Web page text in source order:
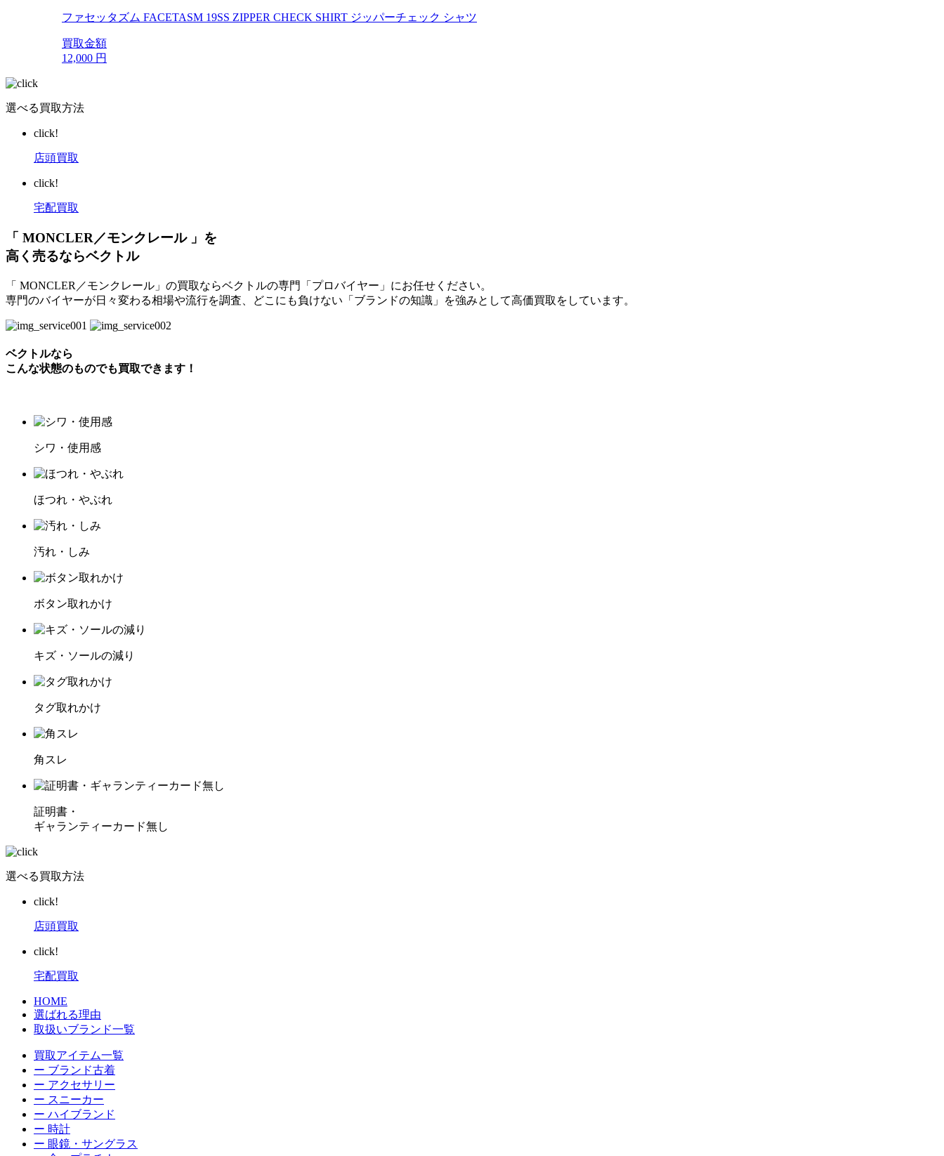
ファセッタズム FACETASM 19SS ZIPPER CHECK SHIRT ジッパーチェック シャツ
買取金額
12,000 円
選べる買取方法
click!
店頭買取
click!
宅配買取
「 MONCLER／モンクレール 」を
高く売るならベクトル
「 MONCLER／モンクレール」の買取ならベクトルの専門「プロバイヤー」にお任せください。
専門のバイヤーが日々変わる相場や流行を調査、どこにも負けない「ブランドの知識」を強みとして高価買取をしています。
ベクトルなら
こんな状態のものでも買取できます！
シワ・使用感
ほつれ・やぶれ
汚れ・しみ
ボタン取れかけ
キズ・ソールの減り
タグ取れかけ
角スレ
証明書・
ギャランティーカード無し
選べる買取方法
click!
店頭買取
click!
宅配買取
HOME
選ばれる理由
取扱いブランド一覧
買取アイテム一覧
ー ブランド古着
ー アクセサリー
ー スニーカー
ー ハイブランド
ー 時計
ー 眼鏡・サングラス